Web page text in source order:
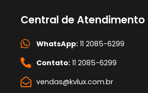
Central de Atendimento
WhatsApp:11 2085-6299
Contato:11 2085-6299
vendas@kvlux.com.br